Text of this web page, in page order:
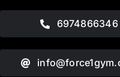
6974866346